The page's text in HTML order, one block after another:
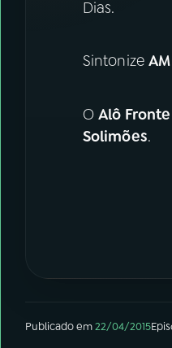
Dias.
Sintonize
O Alô
Solimões.
Publicado em22/04/2015